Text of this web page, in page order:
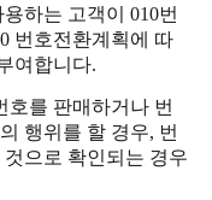
하는 고객이 010번
번호전환계획에 따
여합니다.
를 판매하거나 번
행위를 할 경우, 번
으로 확인되는 경우